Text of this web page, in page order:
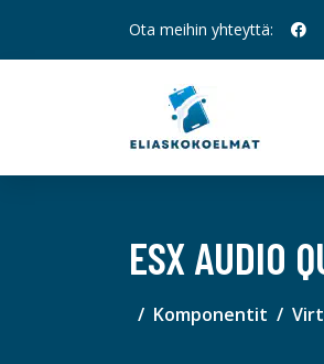
Ota meihin yhteyttä:
ESX AUDIO
Komponentit